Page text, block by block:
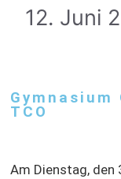
12. Juni
TCO
Am Dienstag, den